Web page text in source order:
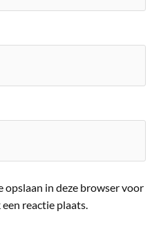
opslaan in deze browser voor
reactie plaats.